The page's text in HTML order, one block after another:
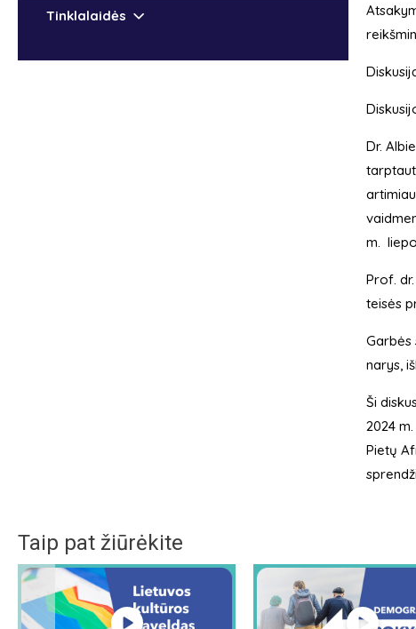
Dr.
m.
Prof.
teisės
Garbės
narys,
Ši
2024
Pietų
Tinklalaidės
Taip pat žiūrėkite